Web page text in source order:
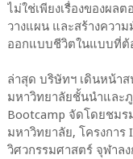
ไม่ใช่เพียงเรื่องของผล
วางแผน และสร้างควา
ออกแบบชีวิตในแบบที่ต้
ล่าสุด บริษัทฯ เดินหน้า
มหาวิทยาลัยชั้นนำและภู
Bootcamp จัดโดยชม
มหาวิทยาลัย, โครงการ
วิศวกรรมศาสตร์ จุฬาล